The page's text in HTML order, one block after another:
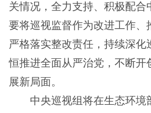
关情况，全力支持、积极配合
要将巡视监督作为改进工作、
严格落实整改责任，持续深化
恒推进全面从严治党，不断开
展新局面。
中央巡视组将在生态环境部